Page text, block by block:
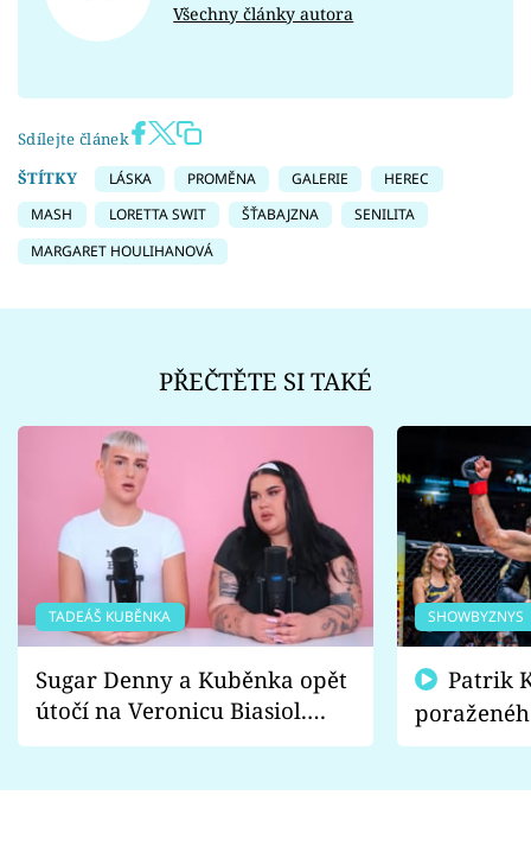
Všechny články autora
Sdílejte článek
ŠTÍTKY
LÁSKA PROMĚNA GALERIE
HEREC
MASH
LORETTA SWIT ŠŤABAJZNA
SENILITA
MARGARET HOULIHANOVÁ
PŘEČTĚTE SI TAKÉ
TADEÁŠ KUBĚNKA
Sugar Denny a Kuběnka opět
útočí na Veronicu Biasiol.
Proč je podle nich falešná a
SHOWBYZNYS
fanoušci